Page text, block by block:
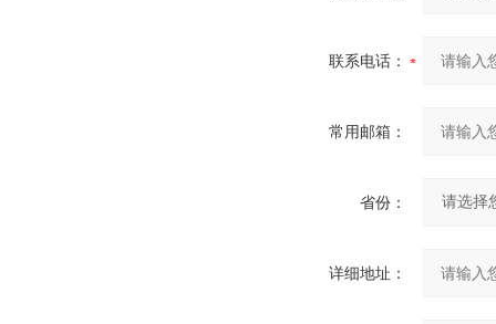
联系电话：
常用邮箱：
省份：
详细地址：